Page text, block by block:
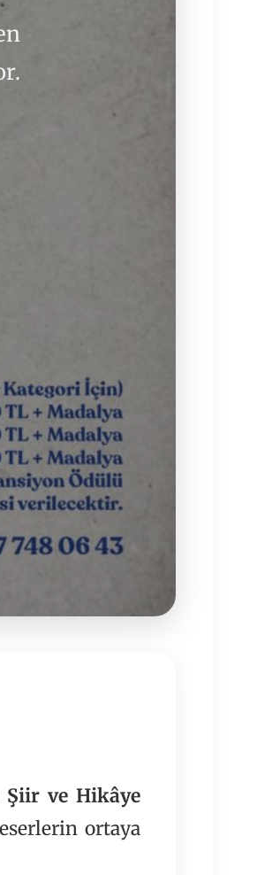
Şiir ve Hikâye
ortaya